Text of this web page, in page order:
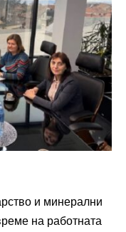
и минерални
на работната